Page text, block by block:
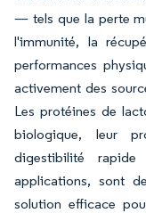
— tels que la perte
l'immunité, la
performances
activement des
Les protéines de
biologique, leur
digestibilité
applications, sont
solution efficace